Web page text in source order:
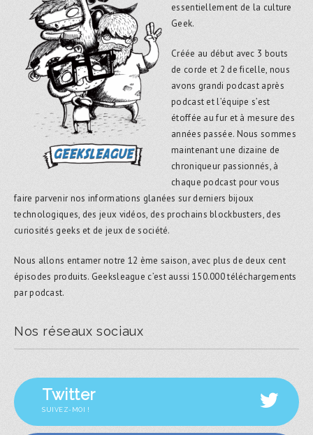
essentiellement de la culture
Geek.
Créée au début avec 3 bouts
de corde et 2 de ficelle, nous
avons grandi podcast après
podcast et l’équipe s’est
étoffée au fur et à mesure des
années passée. Nous sommes
maintenant une dizaine de
chroniqueur passionnés, à
chaque podcast pour vous
faire parvenir nos informations glanées sur derniers bijoux
technologiques, des jeux vidéos, des prochains blockbusters, des
curiosités geeks et de jeux de société.
Nous allons entamer notre 12 ème saison, avec plus de deux cent
épisodes produits. Geeksleague c’est aussi 150.000 téléchargements
par podcast.
Nos réseaux sociaux
Twitter
SUIVEZ-MOI !